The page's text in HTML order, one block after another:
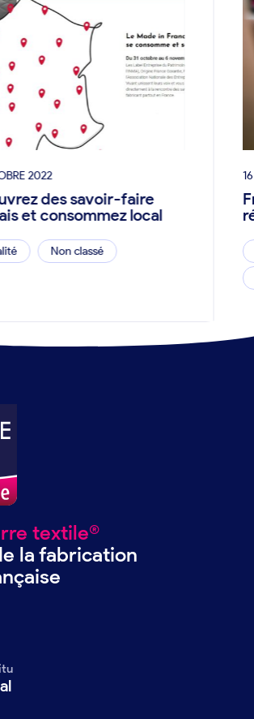
2022
des savoir-faire
et consommez local
Non classé
textile®
la fabrication